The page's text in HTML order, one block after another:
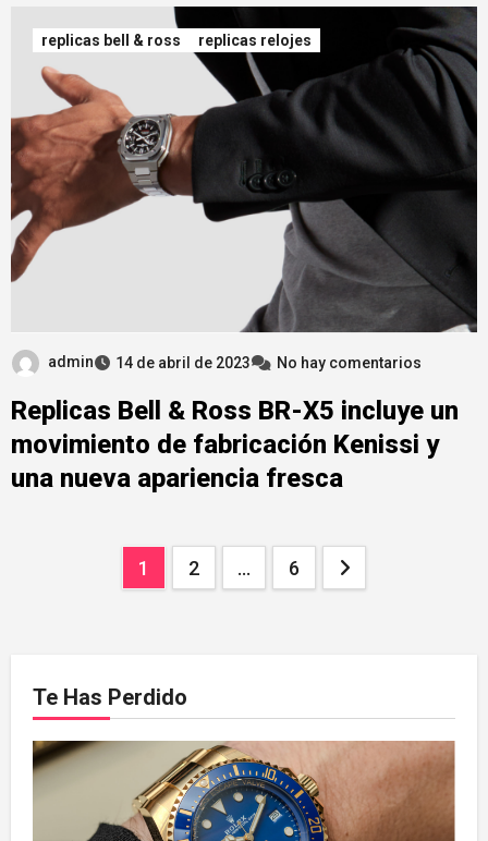
replicas bell & ross replicas relojes
admin 14 de abril de 2023 No hay comentarios
Replicas Bell & Ross BR-X5 incluye un
movimiento de fabricación Kenissi y
una nueva apariencia fresca
Paginación
1 2 … 6
Te Has Perdido